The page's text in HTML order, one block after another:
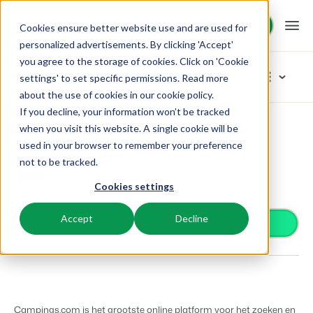
Cookies ensure better website use and are used for
personalized advertisements. By clicking 'Accept'
you agree to the storage of cookies. Click on 'Cookie
settings' to set specific permissions. Read more
about the use of cookies in our cookie policy.
If you decline, your information won’t be tracked
when you visit this website. A single cookie will be
used in your browser to remember your preference
not to be tracked.
Cookies settings
Accept Decline
Demo aanvragen
Demo aanvragen
Platform
BEX PMS
Reserveringssysteem
Beheer alle back office processen.
Adverteer jouw aanbod op een mix van kanalen.
Integreer jouw favoriete apps en tools.
Oplossingen
Booking Experts voor:
Villa's, bungalows, chalets en boomhutten.
Hotelkamers, appartementen, B&Bs en pensions.
Ski-, spa-, duik- en golfresorts.
Resources
Kennis
BEX Educate | Pro
Blijven leren, blijven leiden in de recreatie.
Prijzen
Klantverhalen
App Store
Blader door de categorieën
Toegangscontrole
Betaalproviders
Ontvang betalingen
Distributie
Plaats je aanbod op een mix van kanalen
Gasttechnologie
App Store Distribution Campings.com
Campings.com
Bied jouw accommodatie aan op Campings.com
Install app
Campings.com is het grootste online platform voor het zoeken en